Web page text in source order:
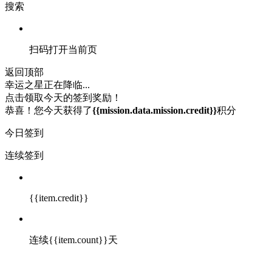
搜索
扫码打开当前页
返回顶部
幸运之星正在降临...
点击领取今天的签到奖励！
恭喜！您今天获得了{{mission.data.mission.credit}}积分
今日签到
连续签到
{{item.credit}}
连续{{item.count}}天